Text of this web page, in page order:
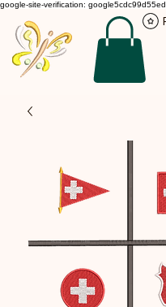
google-site-verification: